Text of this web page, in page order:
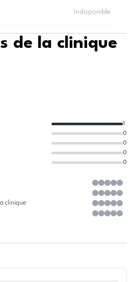
Indisponible
de la clinique
0
0
0
0
1
clinique